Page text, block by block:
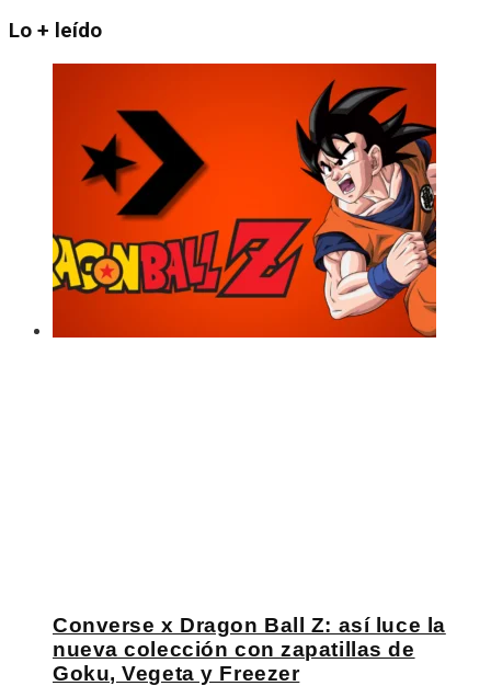
Lo + leído
Converse x Dragon Ball Z: así luce la
nueva colección con zapatillas de
Goku, Vegeta y Freezer